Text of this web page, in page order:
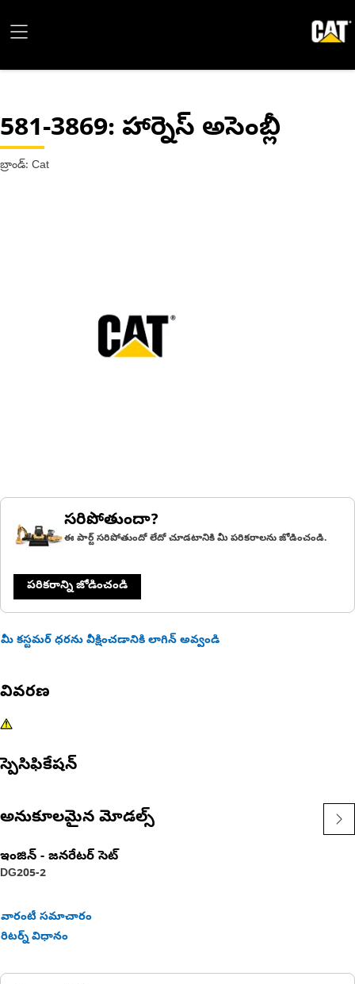
581-3869: హార్నెస్ అసెంబ్లీ
బ్రాండ్: Cat
సరిపోతుందా?
ఈ పార్ట్ సరిపోతుందో లేదో చూడటానికి మీ పరికరాలను జోడించండి.
పరికరాన్ని జోడించండి
మీ కస్టమర్ ధరను వీక్షించడానికి లాగిన్ అవ్వండి
వివరణ
స్పెసిఫికేషన్
అనుకూలమైన మోడల్స్
ఇంజిన్ - జనరేటర్ సెట్
DG205-2
వారంటీ సమాచారం
రిటర్న్ విధానం